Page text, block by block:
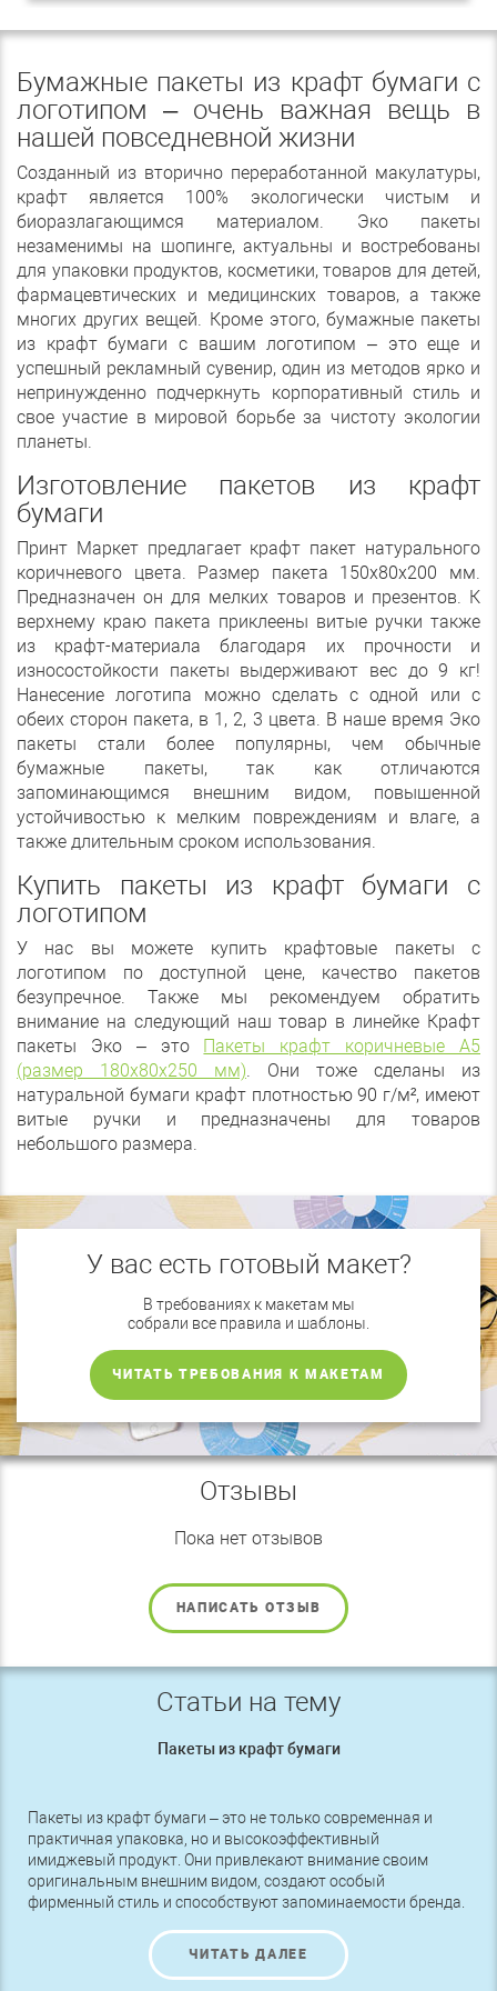
Бумажные пакеты из крафт бумаги с
логотипом – очень важная вещь в
нашей повседневной жизни
Созданный из вторично переработанной макулатуры,
крафт является 100% экологически чистым и
биоразлагающимся материалом. Эко пакеты
незаменимы на шопинге, актуальны и востребованы
для упаковки продуктов, косметики, товаров для детей,
фармацевтических и медицинских товаров, а также
многих других вещей. Кроме этого, бумажные пакеты
из крафт бумаги с вашим логотипом – это еще и
успешный рекламный сувенир, один из методов ярко и
непринужденно подчеркнуть корпоративный стиль и
свое участие в мировой борьбе за чистоту экологии
планеты.
Изготовление пакетов из крафт
бумаги
Принт Маркет предлагает крафт пакет натурального
коричневого цвета. Размер пакета 150х80х200 мм.
Предназначен он для мелких товаров и презентов. К
верхнему краю пакета приклеены витые ручки также
из крафт-материала благодаря их прочности и
износостойкости пакеты выдерживают вес до 9 кг!
Нанесение логотипа можно сделать с одной или с
обеих сторон пакета, в 1, 2, 3 цвета. В наше время Эко
пакеты стали более популярны, чем обычные
бумажные пакеты, так как отличаются
запоминающимся внешним видом, повышенной
устойчивостью к мелким повреждениям и влаге, а
также длительным сроком использования.
Купить пакеты из крафт бумаги с
логотипом
У нас вы можете купить крафтовые пакеты с
логотипом по доступной цене, качество пакетов
безупречное. Также мы рекомендуем обратить
внимание на следующий наш товар в линейке Крафт
пакеты Эко – это Пакеты крафт коричневые А5
(размер 180х80х250 мм). Они тоже сделаны из
натуральной бумаги крафт плотностью 90 г/м², имеют
витые ручки и предназначены для товаров
небольшого размера.
У вас есть готовый макет?
В требованиях к макетам мы
собрали все правила и шаблоны.
ЧИТАТЬ ТРЕБОВАНИЯ К МАКЕТАМ
Отзывы
Пока нет отзывов
НАПИСАТЬ ОТЗЫВ
Статьи на тему
Пакеты из крафт бумаги
Пакеты из крафт бумаги – это не только современная и
практичная упаковка, но и высокоэффективный
имиджевый продукт. Они привлекают внимание своим
оригинальным внешним видом, создают особый
фирменный стиль и способствуют запоминаемости бренда.
ЧИТАТЬ ДАЛЕЕ